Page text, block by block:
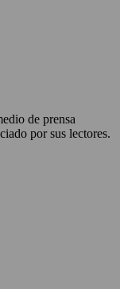
de prensa
por sus lectores.